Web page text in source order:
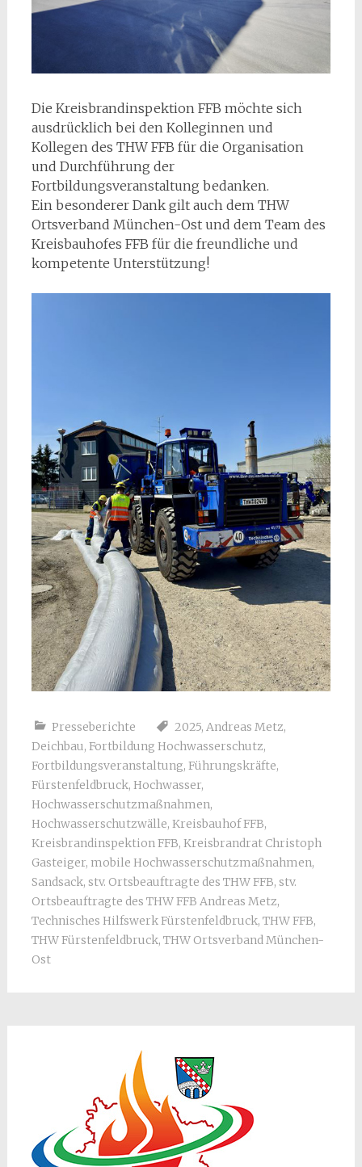
Die Kreisbrandinspektion FFB möchte sich
ausdrücklich bei den Kolleginnen und
Kollegen des THW FFB für die Organisation
und Durchführung der
Fortbildungsveranstaltung bedanken.
Ein besonderer Dank gilt auch dem THW
Ortsverband München-Ost und dem Team des
Kreisbauhofes FFB für die freundliche und
kompetente Unterstützung!
Presseberichte 2025, Andreas Metz,
Deichbau, Fortbildung Hochwasserschutz,
Fortbildungsveranstaltung, Führungskräfte,
Fürstenfeldbruck, Hochwasser,
Hochwasserschutzmaßnahmen,
Hochwasserschutzwälle, Kreisbauhof FFB,
Kreisbrandinspektion FFB, Kreisbrandrat Christoph
Gasteiger, mobile Hochwasserschutzmaßnahmen,
Sandsack, stv. Ortsbeauftragte des THW FFB, stv.
Ortsbeauftragte des THW FFB Andreas Metz,
Technisches Hilfswerk Fürstenfeldbruck, THW FFB,
THW Fürstenfeldbruck, THW Ortsverband München-
Ost